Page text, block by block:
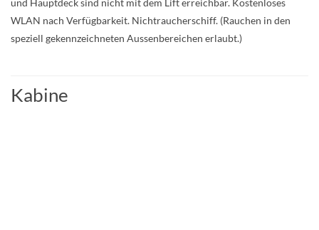
und Hauptdeck sind nicht mit dem Lift erreichbar. Kostenloses
WLAN nach Verfügbarkeit. Nichtraucherschiff. (Rauchen in den
speziell gekennzeichneten Aussenbereichen erlaubt.)
Kabine